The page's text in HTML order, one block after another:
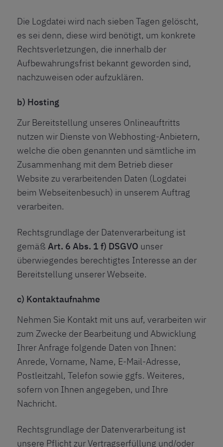
Die Logdatei wird nach sieben Tagen gelöscht,
es sei denn, diese wird benötigt, um konkrete
Rechtsverletzungen, die innerhalb der
Aufbewahrungsfrist bekannt geworden sind,
nachzuweisen oder aufzuklären.
b) Hosting
Zur Bereitstellung unseres Onlineauftritts
nutzen wir Dienste von Webhosting-Anbietern,
welche die oben genannten und sämtliche im
Zusammenhang mit dem Betrieb dieser
Website zu verarbeitenden Daten (Logdatei
beim Webseitenbesuch) in unserem Auftrag
verarbeiten.
Rechtsgrundlage der Datenverarbeitung ist
gemäß Art. 6 Abs. 1 f) DSGVO unser
überwiegendes berechtigtes Interesse an der
Bereitstellung unserer Webseite.
c) Kontaktaufnahme
Nehmen Sie Kontakt mit uns auf, verarbeiten wir
zum Zwecke der Bearbeitung und Abwicklung
Ihrer Anfrage folgende Daten von Ihnen:
Anrede, Vorname, Name, E-Mail-Adresse,
Postleitzahl, Telefon sowie ggfs. Weiteres,
sofern von Ihnen angegeben, und Ihre
Nachricht.
Rechtsgrundlage der Datenverarbeitung ist
unsere Pflicht zur Vertragserfüllung und/oder